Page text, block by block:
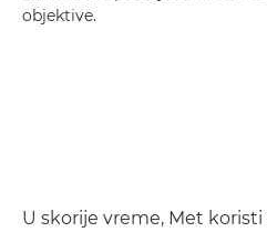
objektive.
U skorije vreme, Met koristi